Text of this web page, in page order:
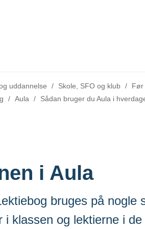
uddannelse / Skole, SFO og klub / Før
/ Aula / Tilbage til
Sådan bruger du Aula i
i Aula
bruges på nogle
i klassen og lektierne i